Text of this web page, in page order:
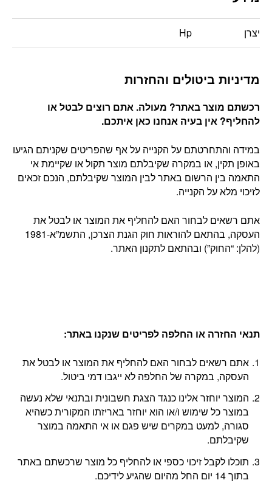
יצרן Hp
מדיניות ביטולים והחזרות
רכשתם מוצר באתר? מעולה. אתם רוצים לבטל או
להחליף? אין בעיה אנחנו כאן איתכם.
במידה והתחרטתם על הקנייה על אף שהפריטים שקניתם הגיעו
באופן תקין, או במקרה שקיבלתם מוצר תקול או שקיימת אי
התאמה בין הרשום באתר לבין המוצר שקיבלתם, הנכם זכאים
לזיכוי מלא על הקנייה.
אתם רשאים לבחור האם להחליף את המוצר או לבטל את
העסקה, בהתאם להוראות חוק הגנת הצרכן, התשמ”א-1981
(להלן: “החוק”) ובהתאם לתקנון האתר.
תנאי החזרה או החלפה לפריטים שנקנו באתר:
אתם רשאים לבחור האם להחליף את המוצר או לבטל את
העסקה, במקרה של החלפה לא ייגבו דמי ביטול.
המוצר יוחזר אלינו כנגד הצגת חשבונית ובתנאי שלא נעשה
במוצר כל שימוש ו/או הוא יוחזר באריזתו המקורית כשהיא
סגורה, למעט במקרים שיש פגם או אי התאמה במוצר
שקיבלתם.
תוכלו לקבל זיכוי כספי או להחליף כל מוצר שרכשתם באתר
בתוך 14 יום החל מהיום שהגיע לידיכם.